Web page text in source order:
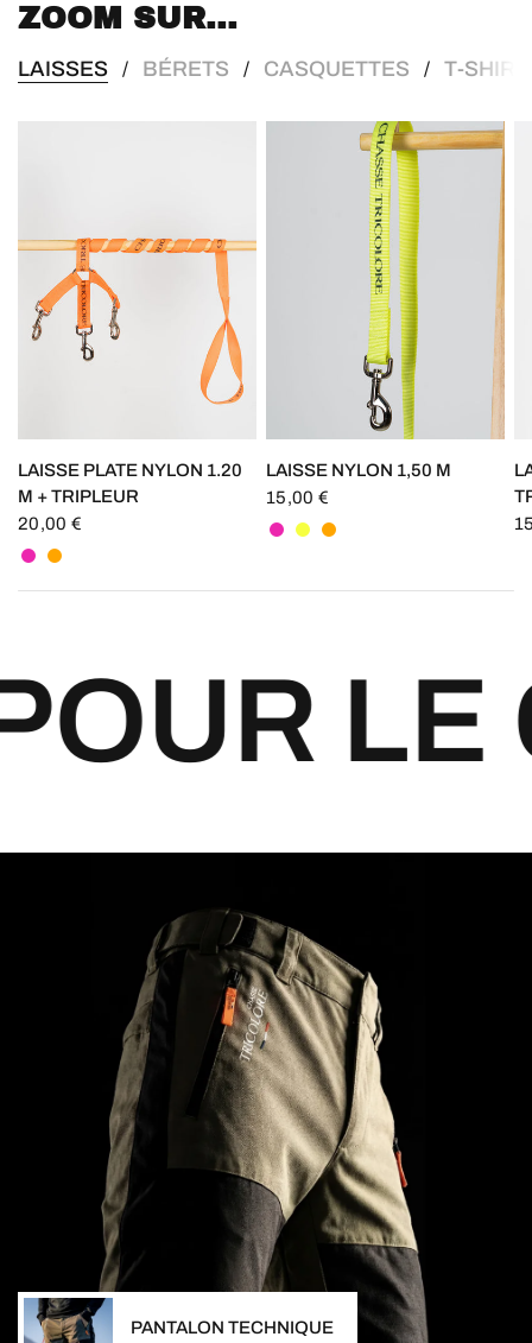
ZOOM SUR...
LAISSES / BÉRETS / CASQUETTES / T-
LAISSE PLATE NYLON 1.20
M + TRIPLEUR
20,00 €
Rose fluoOrange
LAISSE NYLON 1,50 M
15,00 €
Rose fluoJaune fluoOrange
LE
PANTALON TECHNIQUE